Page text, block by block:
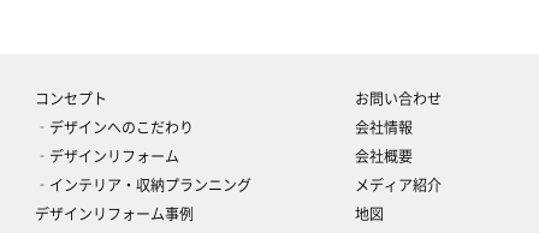
コンセプト
‐デザインへのこだわり
‐デザインリフォーム
‐インテリア・収納プランニング
デザインリフォーム事例
お問い合わせ
会社情報
会社概要
メディア紹介
地図